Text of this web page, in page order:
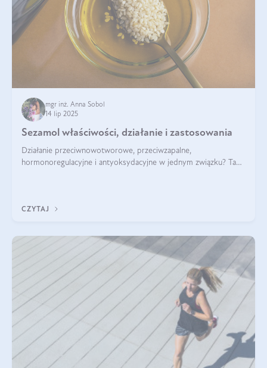
mgr inż. Anna Sobol
14 lip 2025
Sezamol właściwości, działanie i zastosowania
Działanie przeciwnowotworowe, przeciwzapalne,
hormonoregulacyjne i antyoksydacyjne w jednym związku? Tak
CZYTAJ